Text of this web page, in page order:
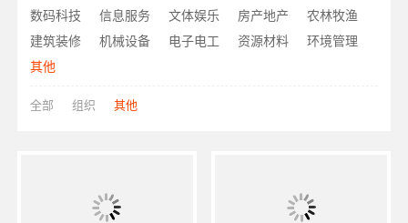
数码科技
信息服务 文体娱乐 房产地产
农林牧渔
建筑装修
机械设备 电子电工 资源材料
环境管理
其他
全部 组织 其他